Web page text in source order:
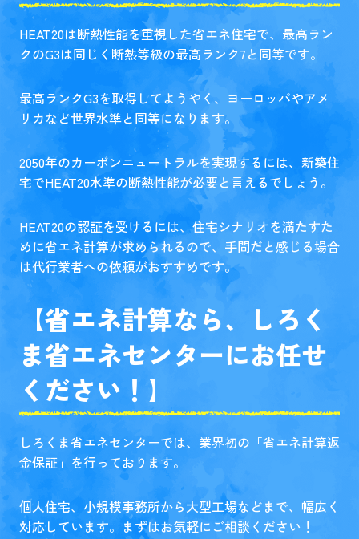
HEAT20は断熱性能を重視した省エネ住宅で、最高ラン
クのG3は同じく断熱等級の最高ランク7と同等です。
最高ランクG3を取得してようやく、ヨーロッパやアメ
リカなど世界水準と同等になります。
2050年のカーボンニュートラルを実現するには、新築住
宅でHEAT20水準の断熱性能が必要と言えるでしょう。
HEAT20の認証を受けるには、住宅シナリオを満たすた
めに省エネ計算が求められるので、手間だと感じる場合
は代行業者への依頼がおすすめです。
【省エネ計算なら、しろく
ま省エネセンターにお任せ
ください！】
しろくま省エネセンターでは、業界初の「省エネ計算返
金保証」を行っております。
個人住宅、小規模事務所から大型工場などまで、幅広く
対応しています。まずはお気軽にご相談ください！